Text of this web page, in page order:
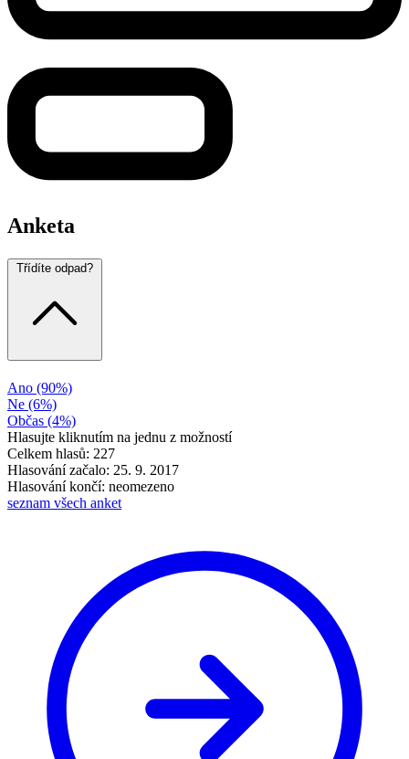
Anketa
Třídíte odpad?
Ano (90%)
Ne (6%)
Občas (4%)
Hlasujte kliknutím na jednu z možností
Celkem hlasů: 227
Hlasování začalo: 25. 9. 2017
Hlasování končí: neomezeno
seznam všech anket